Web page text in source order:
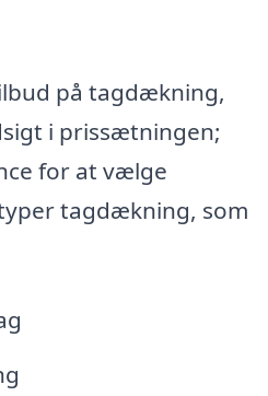
på tagdækning,
i prissætningen;
for at vælge
tagdækning, som